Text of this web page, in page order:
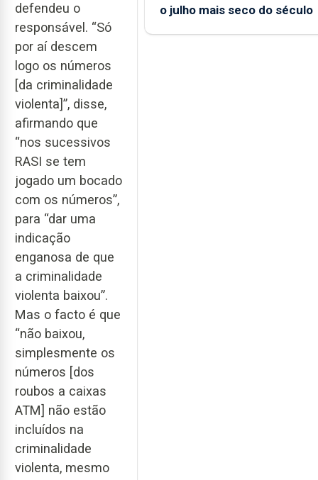
defendeu o
responsável. “Só
por aí descem
logo os números
[da criminalidade
violenta]”, disse,
afirmando que
“nos sucessivos
RASI se tem
jogado um bocado
com os números”,
para “dar uma
indicação
enganosa de que
a criminalidade
violenta baixou”.
Mas o facto é que
“não baixou,
simplesmente os
números [dos
roubos a caixas
ATM] não estão
incluídos na
criminalidade
violenta, mesmo
o julho mais seco do século